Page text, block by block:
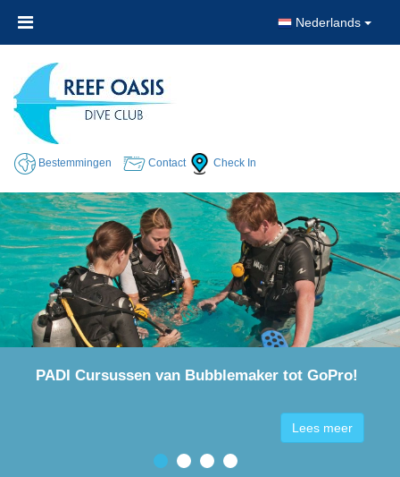
Nederlands
Bestemmingen Contact Check In
Discover the stunning underwater world of
Lees meer